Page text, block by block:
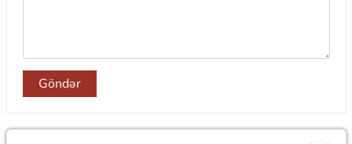
Göndər